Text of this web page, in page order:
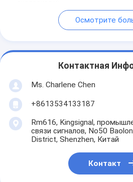
Осмотрите
Контактная
Ms. Charlene Chen
+8613534133187
Rm616, Kingsignal,
связи сигналов, No50
District, Shenzhen, Китай
Контакт